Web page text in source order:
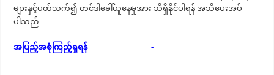
များနှင့်ပတ်သက်၍ တင်ဒါခေါ်ယူနေမှုအား သိရှိနိုင်ပါရန် အသိပေးအပ်
ပါသည်-
အပြည့်အစုံကြည့်ရှုရန်————————-